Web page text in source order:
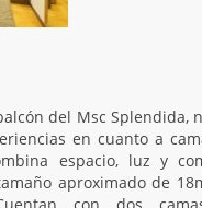
del Msc Splendida,
en cuanto a
espacio, luz y
aproximado de